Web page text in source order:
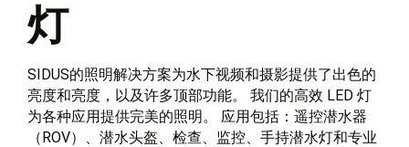
灯
SIDUS的照明解决方案为水下视频和摄影提供了出色的
亮度和亮度，以及许多顶部功能。 我们的高效 LED 灯
为各种应用提供完美的照明。 应用包括：遥控潜水器
（ROV）、潜水头盔、检查、监控、手持潜水灯和专业